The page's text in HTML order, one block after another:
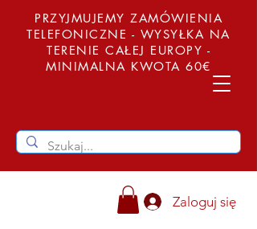
PRZYJMUJEMY ZAMÓWIENIA
TELEFONICZNE - WYSYŁKA NA
TERENIE CAŁEJ EUROPY -
MINIMALNA KWOTA 60€
Zaloguj się